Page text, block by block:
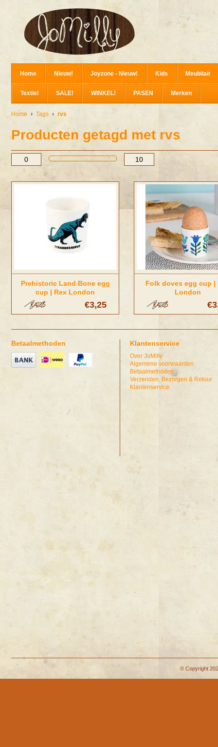
Home Nieuw! Joyzone - Nieuw! Kids Meubilair
Textiel SALE! WINKEL! PASEN Merken
Home Tags rvs
Producten getagd met rvs
Prehistoric Land Bone egg
cup | Rex London
€3,25
€4,25
Folk doves egg cup |
London
€4,25
Betaalmethoden Klantenservice
Over JoMilly
Algemene voorwaarden
Betaalmethoden
Verzenden, Bezorgen & Retour
Klantenservice
© Copyright